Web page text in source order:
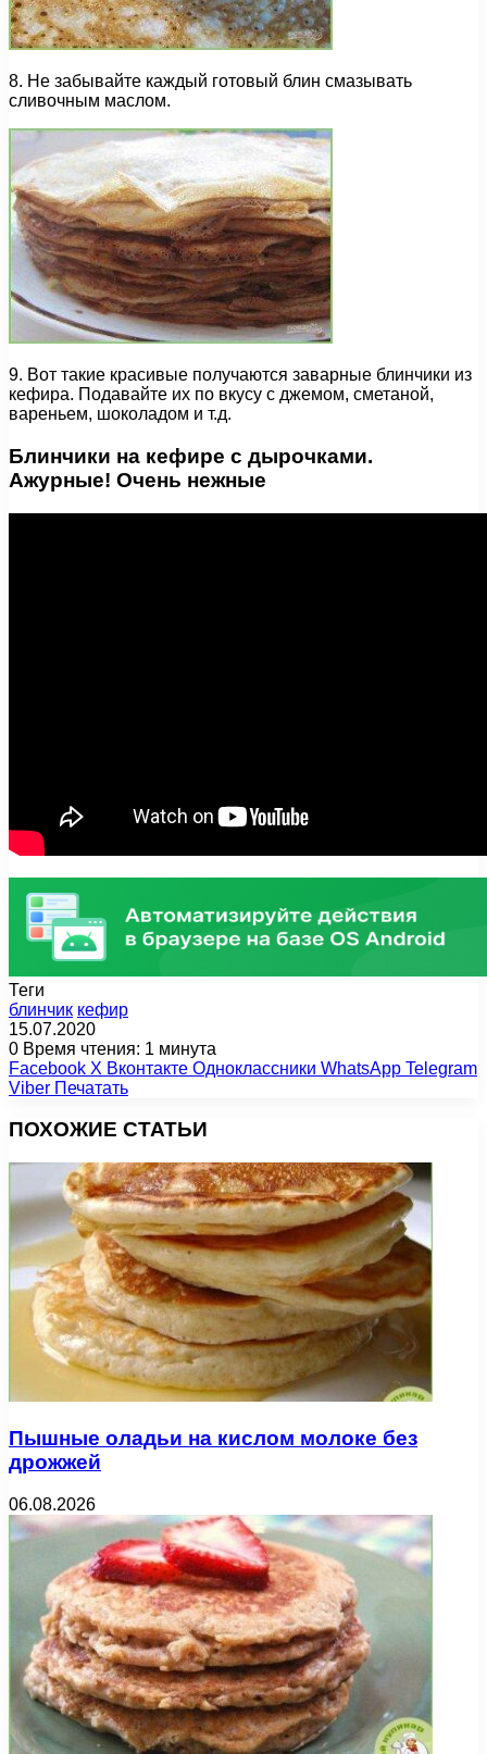
8. Не забывайте каждый готовый блин смазывать
сливочным маслом.
9. Вот такие красивые получаются заварные блинчики из
кефира. Подавайте их по вкусу с джемом, сметаной,
вареньем, шоколадом и т.д.
Блинчики на кефире с дырочками.
Ажурные! Очень нежные
Теги
блинчик кефир
15.07.2020
0 Время чтения: 1 минута
Facebook X Вконтакте Одноклассники WhatsApp Telegram
Viber Печатать
ПОХОЖИЕ СТАТЬИ
Пышные оладьи на кислом молоке без
дрожжей
06.08.2026